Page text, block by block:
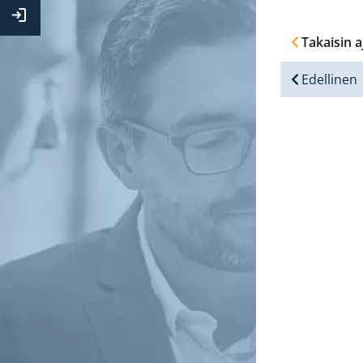
Extranettiin
Takaisin
Edellinen